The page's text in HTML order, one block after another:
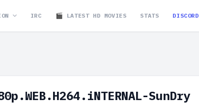
IRC 🎬 LATEST HD MOVIES STATS DISCORD
SunDry